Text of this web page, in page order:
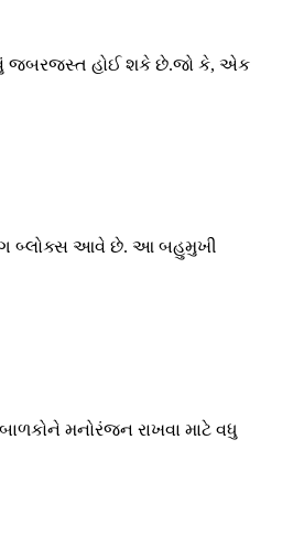
કરવું જબરજસ્ત હોઈ શકે છે.જો કે, એક
બ્લોક્સ આવે છે. આ બહુમુખી
મનોરંજન રાખવા માટે વધુ